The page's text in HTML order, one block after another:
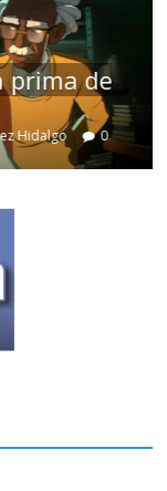
prima de
Hidalgo 0